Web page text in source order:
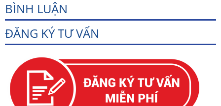
Nhật Bản, Đài Loan, Hàn Quốc
tiếp tục là thị trường trọng điểm.
Xuất khẩu lao động hợp pháp mở
ra cơ hội việc làm ổn định, thu
động.
thu nhập thực tế của lao động
tại Đài Loan. Áp dụng từ
nước ngoài làm việc hợp pháp tại
ĐÀI LOAN.
BÌNH LUẬN
ĐĂNG KÝ TƯ VẤN